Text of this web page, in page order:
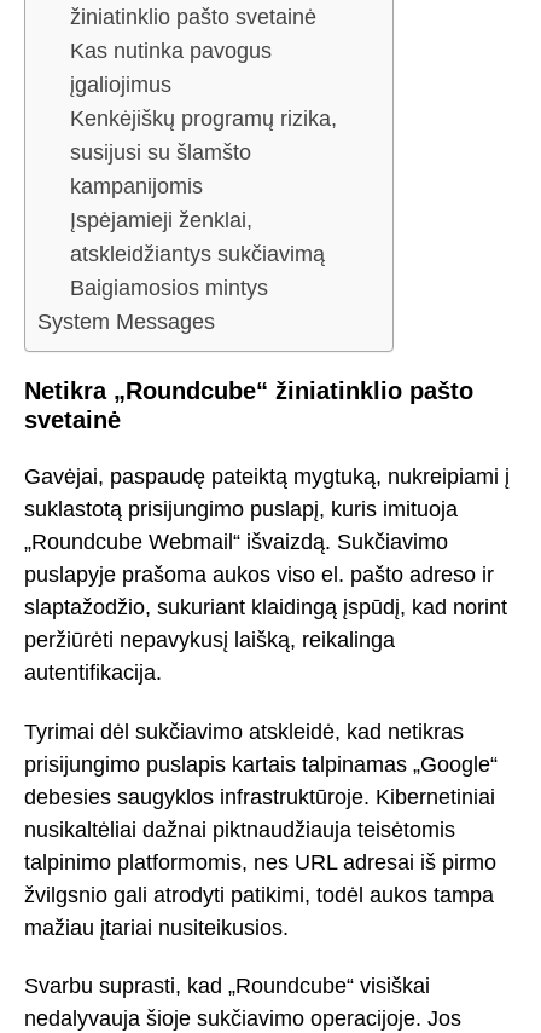
žiniatinklio pašto svetainė
Kas nutinka pavogus
įgaliojimus
Kenkėjiškų programų rizika,
susijusi su šlamšto
kampanijomis
Įspėjamieji ženklai,
atskleidžiantys sukčiavimą
Baigiamosios mintys
System Messages
Netikra „Roundcube“ žiniatinklio pašto
svetainė
Gavėjai, paspaudę pateiktą mygtuką, nukreipiami į
suklastotą prisijungimo puslapį, kuris imituoja
„Roundcube Webmail“ išvaizdą. Sukčiavimo
puslapyje prašoma aukos viso el. pašto adreso ir
slaptažodžio, sukuriant klaidingą įspūdį, kad norint
peržiūrėti nepavykusį laišką, reikalinga
autentifikacija.
Tyrimai dėl sukčiavimo atskleidė, kad netikras
prisijungimo puslapis kartais talpinamas „Google“
debesies saugyklos infrastruktūroje. Kibernetiniai
nusikaltėliai dažnai piktnaudžiauja teisėtomis
talpinimo platformomis, nes URL adresai iš pirmo
žvilgsnio gali atrodyti patikimi, todėl aukos tampa
mažiau įtariai nusiteikusios.
Svarbu suprasti, kad „Roundcube“ visiškai
nedalyvauja šioje sukčiavimo operacijoje. Jos